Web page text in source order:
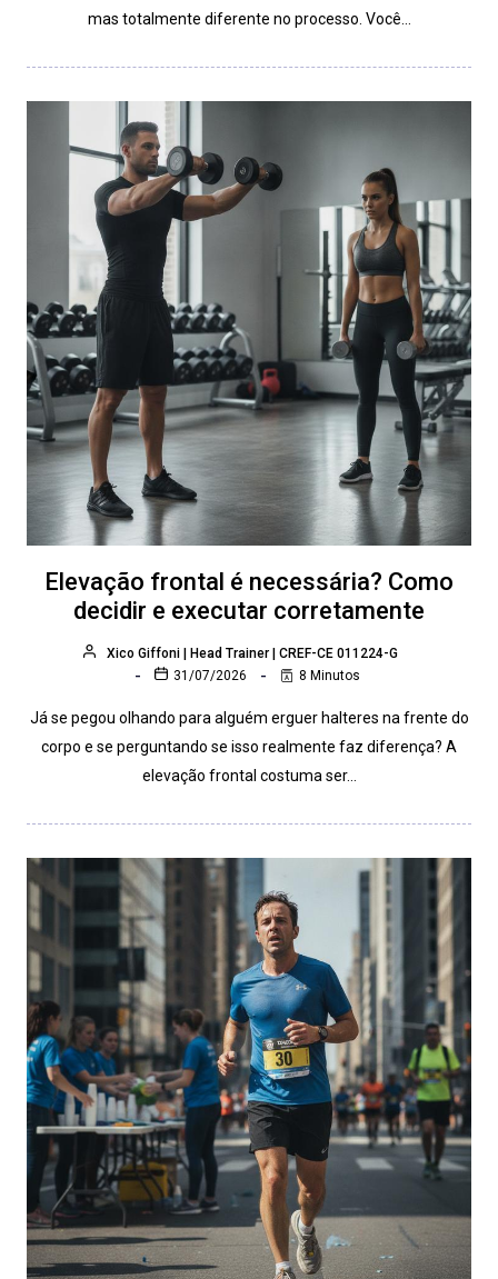
mas totalmente diferente no processo. Você…
Elevação frontal é necessária? Como
decidir e executar corretamente
Xico Giffoni | Head Trainer | CREF-CE 011224-G
31/07/2026
8 Minutos
Já se pegou olhando para alguém erguer halteres na frente do
corpo e se perguntando se isso realmente faz diferença? A
elevação frontal costuma ser…